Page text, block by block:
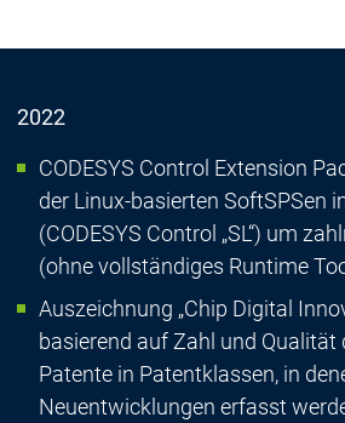
2022
CODESYS Control Extension
der Linux-basierten SoftSPSen
(CODESYS Control „SL“) um
(ohne vollständiges Runtime
Auszeichnung „Chip Digital
basierend auf Zahl und Qualität
Patente in Patentklassen, in
Neuentwicklungen erfasst